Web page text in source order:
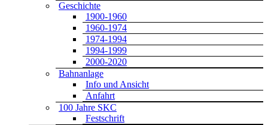
Geschichte
1900-1960
1960-1974
1974-1994
1994-1999
2000-2020
Bahnanlage
Info und Ansicht
Anfahrt
100 Jahre SKC
Festschrift